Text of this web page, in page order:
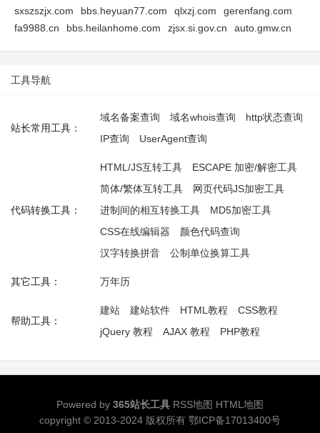
sxszszjx.com
bbs.heyuan77.com qlxzj.com
gerenfang.com
fa9988.cn
bbs.heilanhome.com zjsx.si.gov.cn auto.gmw.cn
工具导航
站长常用工具：
域名备案查询 域名whois查询
http状态查询
IP查询
UserAgent查询
代码转换工具：
HTML/JS互转工具
ESCAPE 加密/解密工具
简体/繁体互转工具
网页代码JS加密工具
进制间的相互转换工具
MD5加密工具
CSS在线编辑器
颜色代码查询
汉字转换拼音
公制单位换算工具
其它工具： 万年历
帮助工具：
建站 建站软件 HTML教程
CSS教程
jQuery 教程
AJAX 教程 PHP教程
Powered by 365站长工具 RSS地图 HTML地图
copyright © 2013-2024 版权所有 鄂ICP备17013400号